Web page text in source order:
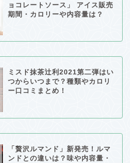
ョコレートソース」 アイス販売
期間・カロリーや内容量は？
ミスド抹茶辻利2021第二弾はい
つからいつまで？種類やカロリ
ー口コミまとめ！
「贅沢ルマンド」新発売！ルマ
ンドとの違いは？味や内容量・